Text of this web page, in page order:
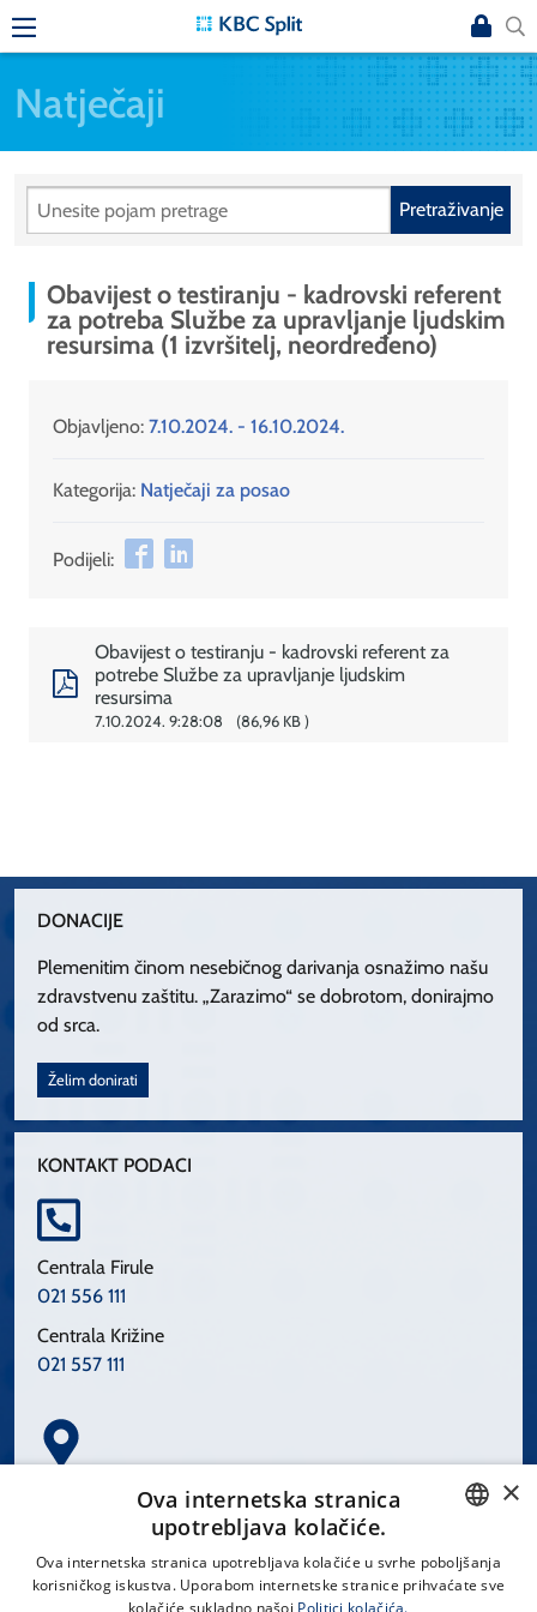
Natječaji
Pretraživanje
Obavijest o testiranju - kadrovski referent
za potreba Službe za upravljanje ljudskim
resursima (1 izvršitelj, neordređeno)
Objavljeno: 7.10.2024. - 16.10.2024.
Kategorija: Natječaji za posao
Podijeli:
Obavijest o testiranju - kadrovski referent za
potrebe Službe za upravljanje ljudskim
resursima
7.10.2024. 9:28:08 86,96 KB
DONACIJE
Plemenitim činom nesebičnog darivanja osnažimo našu
zdravstvenu zaštitu. „Zarazimo“ se dobrotom, donirajmo
od srca.
Želim donirati
KONTAKT PODACI
Centrala Firule
021 556 111
Centrala Križine
021 557 111
Spinčićeva 1, 21000 Split
CROATIAN
×
Ova internetska stranica
upotrebljava kolačiće.
Ova internetska stranica upotrebljava kolačiće u svrhe poboljšanja
korisničkog iskustva. Uporabom internetske stranice prihvaćate sve
kolačiće sukladno našoj Politici kolačića.